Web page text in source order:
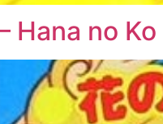
Hana no